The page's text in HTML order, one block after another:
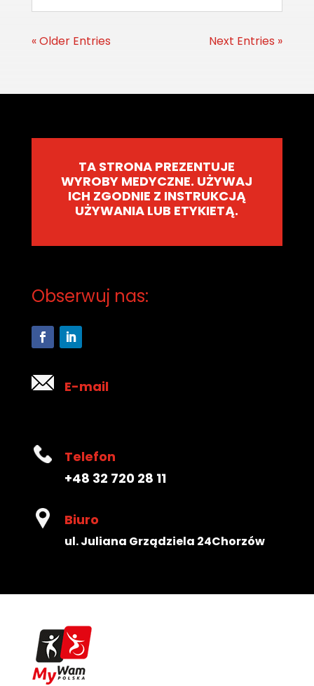
« Older Entries Next Entries »
TA STRONA PREZENTUJE
WYROBY MEDYCZNE. UŻYWAJ
ICH ZGODNIE Z INSTRUKCJĄ
UŻYWANIA LUB ETYKIETĄ.
Obserwuj nas:
E-mail
Telefon
+48 32 720 28 11
Biuro
ul. Juliana Grządziela 24Chorzów